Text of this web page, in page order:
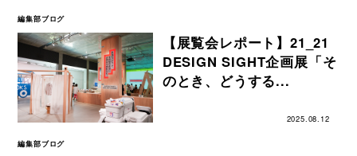
編集部ブログ
【展覧会レポート】21_21
DESIGN SIGHT企画展「そ
のとき、どうする...
2025.08.12
編集部ブログ